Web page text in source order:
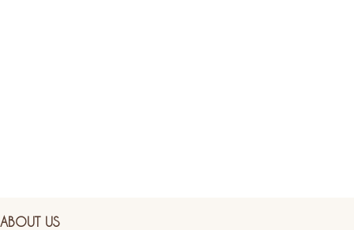
ABOUT US